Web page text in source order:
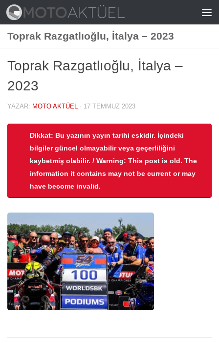
Skip to content
Toprak Razgatlıoğlu, İtalya – 2023
Toprak Razgatlıoğlu, İtalya –
2023
YAZAR: MOTO AKTÜEL · 17 TEMMUZ 2023
Dikkat: Bu yazının yayın tarihi eskidir. İçindeki
bilgiler güncel olmayabilir veya geçerliliğini
kaybetmiş olabilir. / Warning: This post is old. The
information it contains may not be current or may
have become invalid.